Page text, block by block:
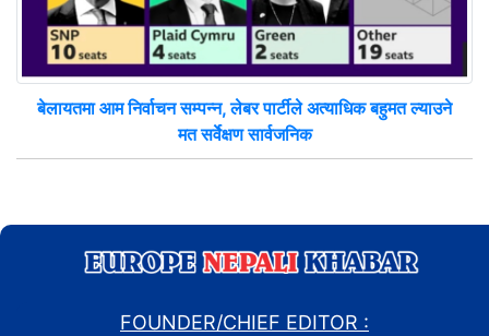
बेलायतमा आम निर्वाचन सम्पन्न, लेबर पार्टीले अत्याधिक बहुमत ल्याउने
मत सर्वेक्षण सार्वजनिक
FOUNDER/CHIEF EDITOR :